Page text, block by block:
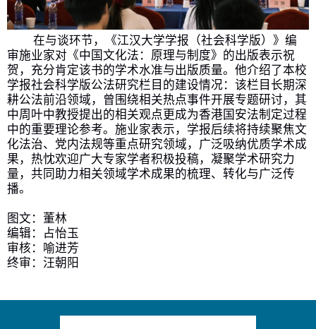
在与谈环节，《江汉大学学报（社会科学版）》编
审施业家对《中国文化法：原理与制度》的出版表示祝
贺，充分肯定该书的学术水准与出版质量。 他介绍了本校
学报社会科学版公法研究栏目 的建设情况： 该栏目长期深
耕公法前沿领域，曾围绕相关热点事件开展专题研讨，其
中周叶中教授提出的相关观点更成为香港国安法制定过程
中的重要理论参考。施业家表示，学报后续将持续聚焦文
化法治、党内法规等重点研究领域，广泛吸纳优质学术成
果，热忱欢迎广大专家学者积极投稿，凝聚学术研究力
量，共同助力相关领域学术成果的梳理、转化与广泛传
播。
图文：董林
编辑：占怡玉
审核：喻进芳
终审：汪朝阳